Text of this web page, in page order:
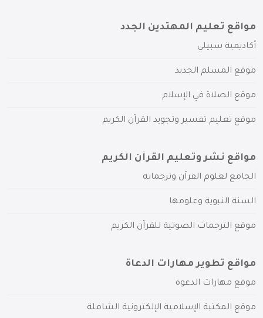
مواقع تعليم المهتدين الجدد
أكاديمية سبيلي
موقع المسلم الجديد
موقع الصلاة في الإسلام
موقع تعليم تفسير وتجويد القرآن الكريم
مواقع نشر وتعليم القرآن الكريم
الجامع لعلوم القرآن وترجماته
السنة النبوية وعلومها
موقع الترجمات الصوتية للقرآن الكريم
مواقع تطوير مهارات الدعاة
موقع مهارات الدعوة
موقع المكتبة الإسلامية الإلكترونية الشاملة